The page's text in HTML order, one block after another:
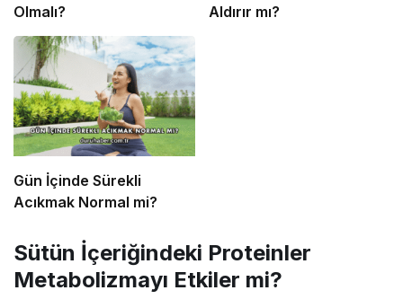
Olmalı?
Aldırır mı?
Gün İçinde Sürekli
Acıkmak Normal mi?
Sütün İçeriğindeki Proteinler
Metabolizmayı Etkiler mi?